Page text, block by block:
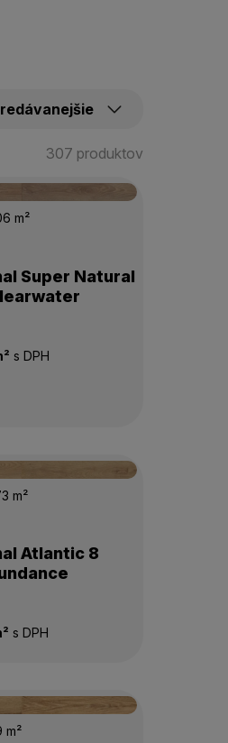
307 produktov
m²
Super Natural
s DPH
m²
Atlantic 8
s DPH
m²